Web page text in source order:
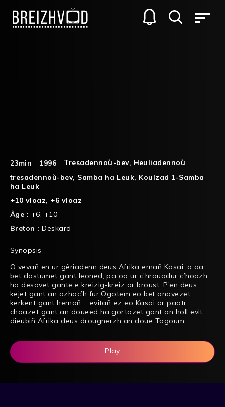
23min 1996 Tresadennoù-bev, Heuliadennoù
tresadennoù-bev, Samba ha Leuk, Koulzad 1-Samba
ha Leuk
+10 vloaz, +6 vloaz
Âge : +6, +10
Breton :Deskard
Synopsis
O vevañ en ur gêriadenn deus Afrika emañ Kasai, a oa
bet dastumet gant leoned, pa oa ur c’hrouadur c’hoazh,
ha desavet gante e kreizig-kreiz ar broust. P’en deus
kejet gant an ozhac’h fur Ogotem eo bet anavezet
kerkent gant hemañ : evitañ ez eo Kasai ar paotr
choazet gant an doueed ha gortozet gant an holl evit
dieubiñ Afrika deus drougnerzh an doue Togoum.
Play